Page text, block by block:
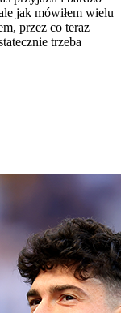
jak mówiłem wielu
przez co teraz
trzeba